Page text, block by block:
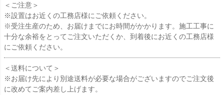
＜ご注意＞
※設置はお近くの工務店様にご依頼ください。
※受注生産のため、お届けまでにお時間がかかります。施工工事に
十分な余裕をとってご注文いただくか、到着後にお近くの工務店様
にご依頼ください。
＜送料について＞
※お届け先により別途送料が必要な場合がございますのでご注文後
に改めてご案内差し上げます。